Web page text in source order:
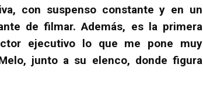
con suspenso constante y en un
de filmar. Además, es la primera
ejecutivo lo que me pone muy
junto a su elenco, donde figura